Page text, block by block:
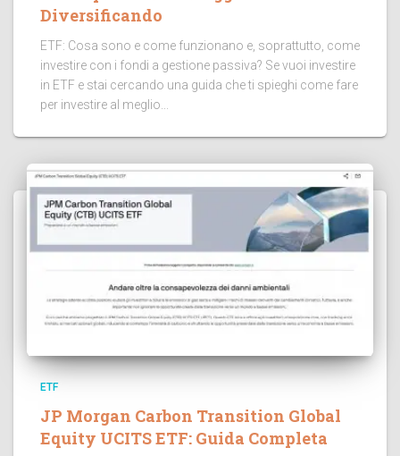
Diversificando
ETF: Cosa sono e come funzionano e, soprattutto, come
investire con i fondi a gestione passiva? Se vuoi investire
in ETF e stai cercando una guida che ti spieghi come fare
per investire al meglio...
ETF
JP Morgan Carbon Transition Global
Equity UCITS ETF: Guida Completa